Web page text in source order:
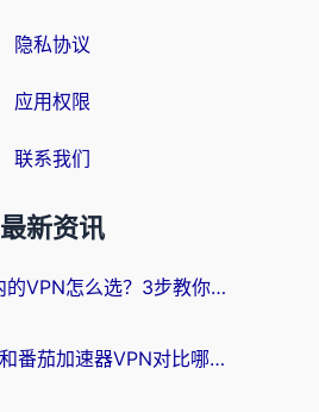
隐私协议
应用权限
联系我们
最新资讯
从墨西哥回国内的VPN怎么选？3步教你无缝刷剧、玩国服游戏
ChickCN VPN和番茄加速器VPN对比哪个回国效果更好？海外党亲测后的真实答案